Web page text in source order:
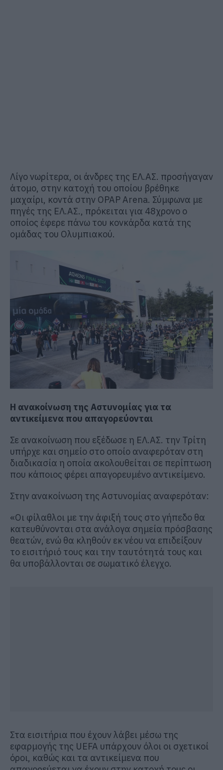
Λίγο νωρίτερα, οι άνδρες της ΕΛ.ΑΣ. προσήγαγαν
άτομο, στην κατοχή του οποίου βρέθηκε
μαχαίρι, κοντά στην OPAP Arena. Σύμφωνα με
πηγές της ΕΛ.ΑΣ., πρόκειται για 48χρονο ο
οποίος έφερε πάνω του κονκάρδα κατά της
ομάδας του Ολυμπιακού.
Η ανακοίνωση της Αστυνομίας για τα
αντικείμενα που απαγορεύονται
Σε ανακοίνωση που εξέδωσε η ΕΛ.ΑΣ. την Τρίτη
υπήρχε και σημείο στο οποίο αναφερόταν στη
διαδικασία η οποία ακολουθείται σε περίπτωση
που κάποιος φέρει απαγορευμένο αντικείμενο.
Στην ανακοίνωση της Αστυνομίας αναφερόταν:
«Οι φίλαθλοι με την άφιξή τους στο γήπεδο θα
κατευθύνονται στα ανάλογα σημεία πρόσβασης
θεατών, ενώ θα κληθούν εκ νέου να επιδείξουν
το εισιτήριό τους και την ταυτότητά τους και
θα υποβάλλονται σε σωματικό έλεγχο.
Στα εισιτήρια που έχουν λάβει μέσω της
εφαρμογής της UEFA υπάρχουν όλοι οι σχετικοί
όροι, καθώς και τα αντικείμενα που